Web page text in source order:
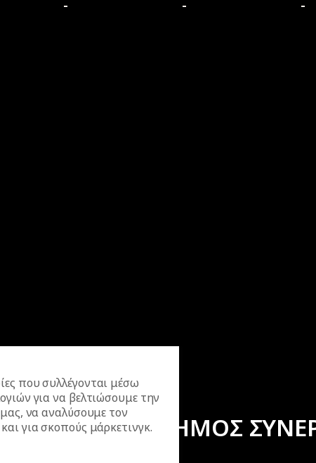
- - -
ΕΠΙΣΗΜΟΣ
που συλλέγονται μέσω
για να βελτιώσουμε την
να αναλύσουμε τον
για σκοπούς μάρκετινγκ.